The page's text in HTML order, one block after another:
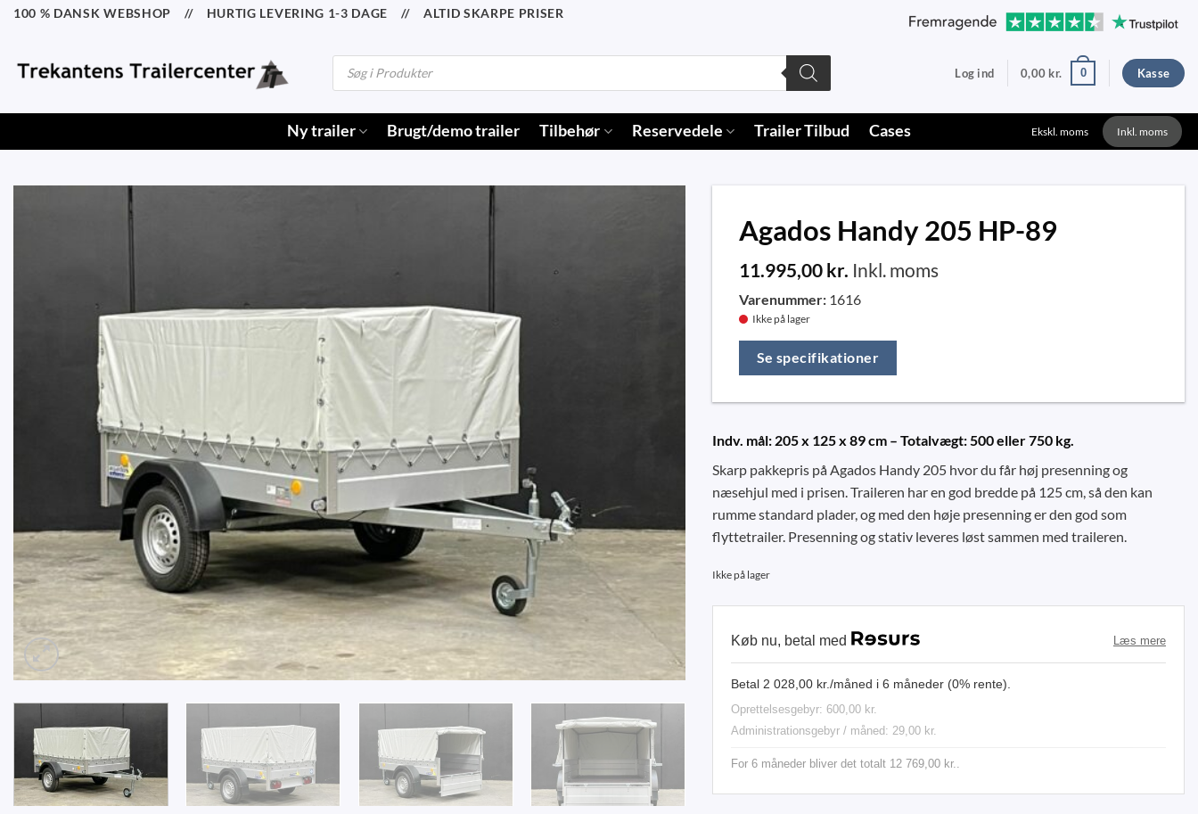
Fortsæt
100 % DANSK WEBSHOP // HURTIG LEVERING 1-3 DAGE // ALTID SKARPE PRISER
Products
search
Log ind 0,00 kr. 0 Kasse
Ny trailer Brugt/demo trailer Tilbehør Reservedele Trailer Tilbud Cases Ekskl. moms Inkl. moms
Agados Handy 205 HP-89
11.995,00 kr. Inkl. moms
Varenummer: 1616
Ikke på lager
Se specifikationer
Indv. mål: 205 x 125 x 89 cm – Totalvægt: 500 eller 750 kg.
Skarp pakkepris på Agados Handy 205 hvor du får høj presenning og
næsehjul med i prisen. Traileren har en god bredde på 125 cm, så den kan
rumme standard plader, og med den høje presenning er den god som
flyttetrailer. Presenning og stativ leveres løst sammen med traileren.
Ikke på lager
Køb nu, betal med Læs mere
Betal 2 028,00 kr./måned i 6 måneder (0% rente).
Oprettelsesgebyr: 600,00 kr.
Administrationsgebyr / måned: 29,00 kr.
For 6 måneder bliver det totalt 12 769,00 kr..